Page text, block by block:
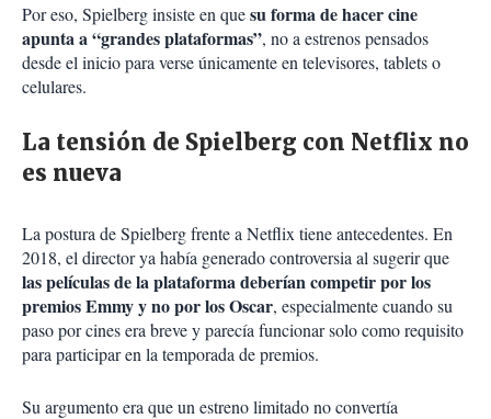
Por eso, Spielberg insiste en quesu forma de hacer cine
apunta a “grandes plataformas”, no a estrenos pensados
desde el inicio para verse únicamente en televisores, tablets o
celulares.
La tensión de Spielberg con Netflix no
es nueva
La postura de Spielberg frente a Netflix tiene antecedentes. En
2018, el director ya había generado controversia al sugerir que
las películas de la plataforma deberían competir por los
premios Emmy y no por los Oscar, especialmente cuando su
paso por cines era breve y parecía funcionar solo como requisito
para participar en la temporada de premios.
Su argumento era que un estreno limitado no convertía